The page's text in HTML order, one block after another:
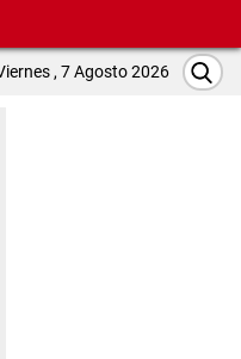
, 7 Agosto 2026